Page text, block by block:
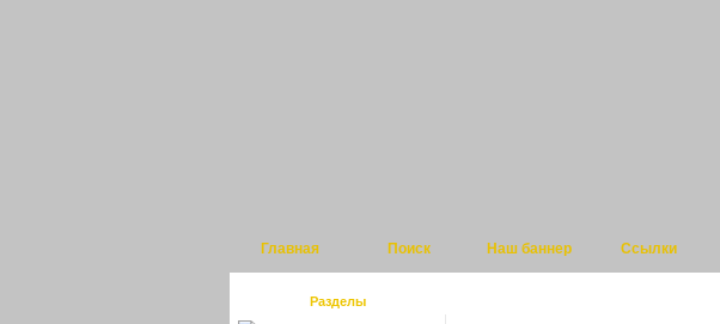
Главная Поиск Наш баннер Ссылки
Разделы